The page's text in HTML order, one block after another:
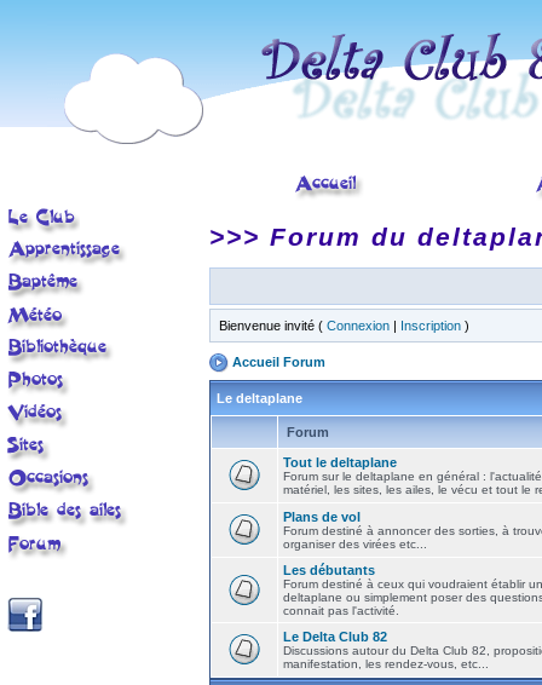
>>> Forum du
Bienvenue invité ( Connexion | Inscription )
Accueil Forum
Le deltaplane
Forum
Tout le deltaplane
Forum sur le deltaplane en général :
matériel, les sites, les ailes, le vécu et tout le
Plans de vol
Forum destiné à annoncer des sorties, à
organiser des virées etc...
Les débutants
Forum destiné à ceux qui voudraient établir
deltaplane ou simplement poser des
connait pas l'activité.
Le Delta Club 82
Discussions autour du Delta Club 82,
manifestation, les rendez-vous, etc...